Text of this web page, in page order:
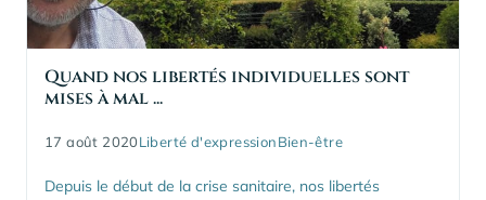
Quand nos libertés individuelles sont
mises à mal ...
17 août 2020Liberté d'expressionBien-être
Depuis le début de la crise sanitaire, nos libertés